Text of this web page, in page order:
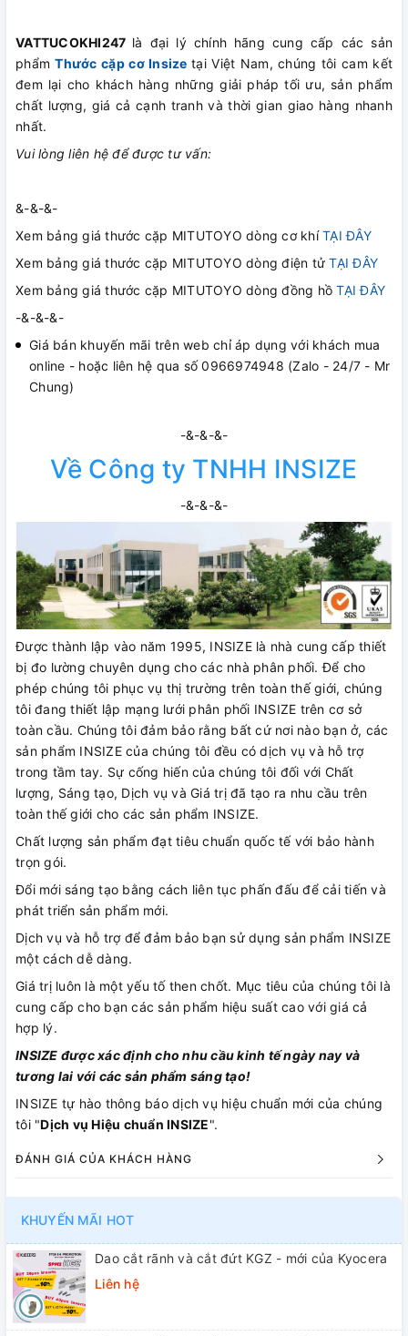
VATTUCOKHI247 là đại lý chính hãng cung cấp các sản
phẩmThước cặp cơ Insize tại Việt Nam, chúng tôi cam kết
đem lại cho khách hàng những giải pháp tối ưu, sản phẩm
chất lượng, giá cả cạnh tranh và thời gian giao hàng nhanh
nhất.
Vui lòng liên hệ để được tư vấn:
&-&-&-
Xem bảng giá thước cặp MITUTOYO dòng cơ khíTẠI ĐÂY
Xem bảng giá thước cặp MITUTOYO dòng điện tửTẠI ĐÂY
Xem bảng giá thước cặp MITUTOYO dòng đồng hồTẠI ĐÂY
-&-&-&-
Giá bán khuyến mãi trên web chỉ áp dụng với khách mua
online - hoặc liên hệ qua số 0966974948 (Zalo - 24/7 - Mr
Chung)
-&-&-&-
Về Công ty TNHH INSIZE
-&-&-&-
Được thành lập vào năm 1995, INSIZE là nhà cung cấp thiết
bị đo lường chuyên dụng cho các nhà phân phối. Để cho
phép chúng tôi phục vụ thị trường trên toàn thế giới, chúng
tôi đang thiết lập mạng lưới phân phối INSIZE trên cơ sở
toàn cầu. Chúng tôi đảm bảo rằng bất cứ nơi nào bạn ở, các
sản phẩm INSIZE của chúng tôi đều có dịch vụ và hỗ trợ
trong tầm tay. Sự cống hiến của chúng tôi đối với Chất
lượng, Sáng tạo, Dịch vụ và Giá trị đã tạo ra nhu cầu trên
toàn thế giới cho các sản phẩm INSIZE.
Chất lượng sản phẩm đạt tiêu chuẩn quốc tế với bảo hành
trọn gói.
Đổi mới sáng tạo bằng cách liên tục phấn đấu để cải tiến và
phát triển sản phẩm mới.
Dịch vụ và hỗ trợ để đảm bảo bạn sử dụng sản phẩm INSIZE
một cách dễ dàng.
Giá trị luôn là một yếu tố then chốt. Mục tiêu của chúng tôi là
cung cấp cho bạn các sản phẩm hiệu suất cao với giá cả
hợp lý.
INSIZE được xác định cho nhu cầu kinh tế ngày nay và
tương lai với các sản phẩm sáng tạo!
INSIZE tự hào thông báo dịch vụ hiệu chuẩn mới của chúng
tôi "Dịch vụ Hiệu chuẩn INSIZE".
ĐÁNH GIÁ CỦA KHÁCH HÀNG
KHUYẾN MÃI HOT
Dao cắt rãnh và cắt đứt KGZ - mới của Kyocera
Liên hệ